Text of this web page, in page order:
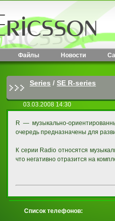
Файлы Новости
Series / SE R-series
03.03.2008 14:30
R — музыкально-
очередь предназначены для
К серии Radio относятся
что негативно отразится на
Список телефонов: